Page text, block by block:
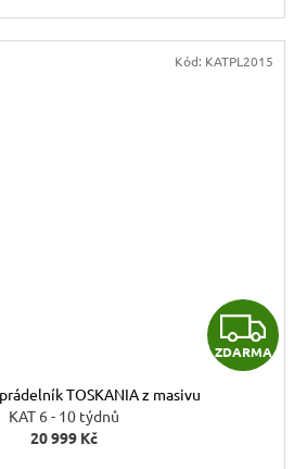
Z
D
ZDARMA
TOSKANIA z masivu
KAT 6 - 10 týdnů
20 999 Kč
Kód: KATPL2015